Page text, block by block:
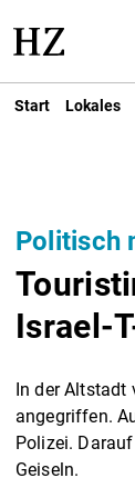
Start Lokales
Politisch
Israel-
In der Altstadt
angegriffen.
Polizei.
Geiseln.